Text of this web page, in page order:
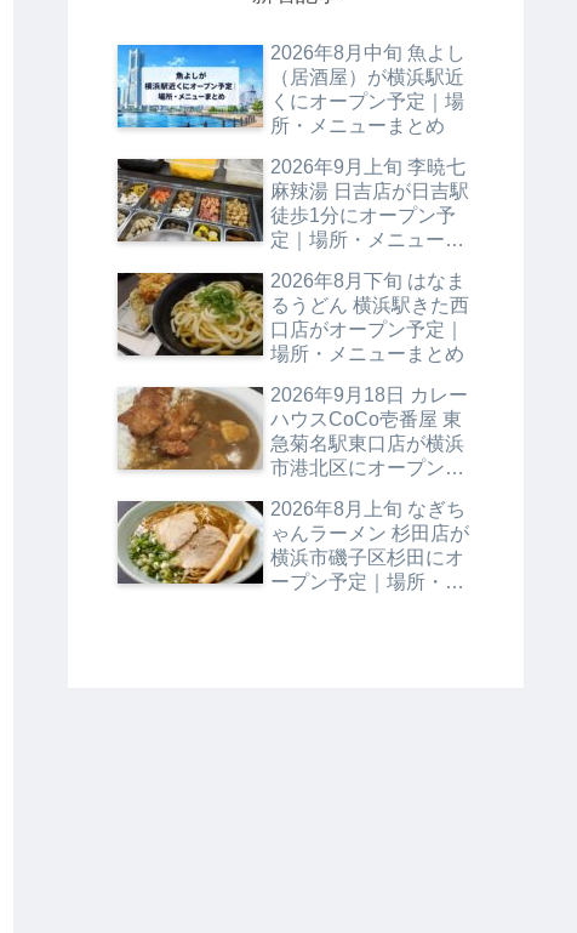
2026年8月中旬 魚よし
（居酒屋）が横浜駅近
くにオープン予定｜場
所・メニューまとめ
2026年9月上旬 李暁七
麻辣湯 日吉店が日吉駅
徒歩1分にオープン予
定｜場所・メニューま
2026年8月下旬 はなま
るうどん 横浜駅きた西
口店がオープン予定｜
場所・メニューまとめ
2026年9月18日 カレー
ハウスCoCo壱番屋 東
急菊名駅東口店が横浜
市港北区にオープン予
とめ
2026年8月上旬 なぎち
ゃんラーメン 杉田店が
横浜市磯子区杉田にオ
ープン予定｜場所・メ